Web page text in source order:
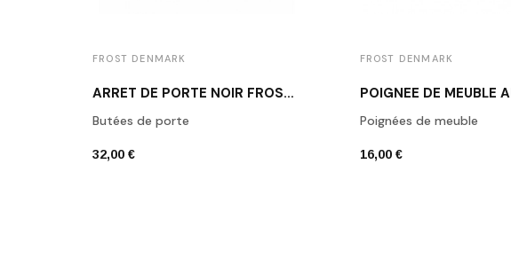
FROST DENMARK
ARRÊT DE PORTE NOIR FROST N1931B
Butées de porte
32,00 €
FROST DENMARK
Poignées de meuble
16,00 €